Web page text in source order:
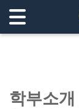
학부소개